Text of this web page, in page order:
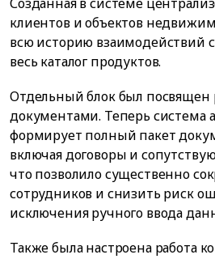
клиентов и объектов
всю историю взаимодействий
весь каталог продуктов.
Отдельный блок был посвящен
документами. Теперь система
формирует полный пакет
включая договоры и
что позволило существенно
сотрудников и снизить риск
исключения ручного ввода
Также была настроена работа